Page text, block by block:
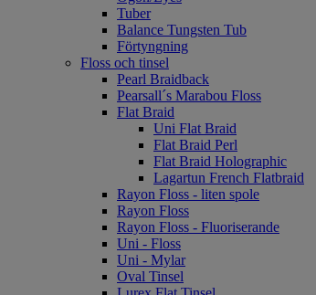
Tuber
Balance Tungsten Tub
Förtyngning
Floss och tinsel
Pearl Braidback
Pearsall´s Marabou Floss
Flat Braid
Uni Flat Braid
Flat Braid Perl
Flat Braid Holographic
Lagartun French Flatbraid
Rayon Floss - liten spole
Rayon Floss
Rayon Floss - Fluoriserande
Uni - Floss
Uni - Mylar
Oval Tinsel